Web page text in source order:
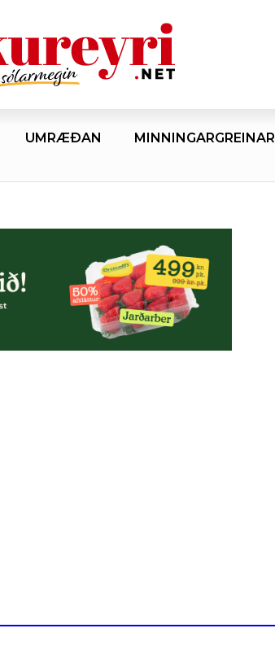
UMRÆÐAN MINNINGARGREINAR